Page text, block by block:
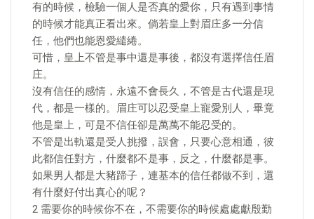
有的時候，檢驗一個人是否真的愛你，只有遇到事情
的時候才能真正看出來。倘若皇上對眉庄多一分信
任，他們也能恩愛繾綣。
可惜，皇上不管是事中還是事後，都沒有選擇信任眉
庄。
沒有信任的感情，永遠不會長久，不管是古代還是現
代，都是一樣的。眉庄可以忍受皇上寵愛別人，畢竟
他是皇上，可是不信任卻是萬萬不能忍受的。
不管是出軌還是受人挑撥，誤會，只要心意相通，彼
此都信任對方，什麼都不是事，反之，什麼都是事。
如果男人都是大豬蹄子，連基本的信任都做不到，還
有什麼好付出真心的呢？
2 需要你的時候你不在，不需要你的時候處處獻殷勤